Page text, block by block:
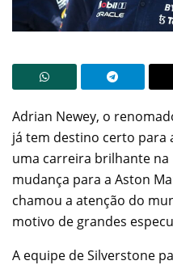
Adrian Newey, o
já tem destino certo para
uma carreira brilhante na
mudança para a Aston
chamou a atenção do
motivo de grandes
A equipe de Silverstone